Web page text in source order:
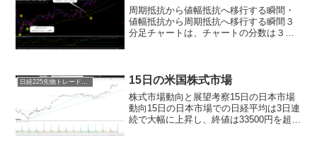
周期抵抗から値幅抵抗へ移行する瞬間・
値幅抵抗から周期抵抗へ移行する瞬間３
分足チャートは、チャートの分数は３分
心となるインジケー...
日経225先物トレード倶楽部 15日の米国株式市場
株式市場動向と展望考察15日の日本市場
動向15日の日本市場での日経平均は3日連
続で大幅に上昇し、終値は33500円を超え